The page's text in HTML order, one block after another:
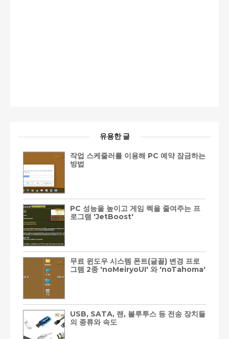
유용한 글
작업 스케줄러를 이용해 PC 예약 잠금하는
방법
PC 성능을 높이고 게임 렉을 줄여주는 프
로그램 'JetBoost'
무료 윈도우 시스템 폰트(글꼴) 변경 프로
그램 2종 'noMeiryoUI' 와 'noTahoma'
USB, SATA, 랜, 블루투스 등 전송 장치들
의 종류와 속도